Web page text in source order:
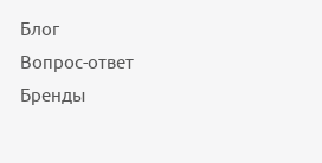
Блог
Вопрос-ответ
Бренды